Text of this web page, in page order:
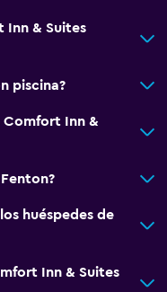
Inn & Suites
piscina?
Comfort Inn &
huéspedes de
Inn & Suites